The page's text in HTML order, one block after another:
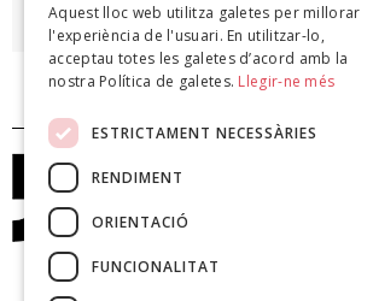
Lluneta de pagès, 1952
Aquest lloc web utilitza galetes per millorar
l'experiència de l'usuari. En utilitzar-lo,
acceptau totes les galetes d’acord amb la
nostra Política de galetes. Llegir-ne més
ESTRICTAMENT NECESSÀRIES
RENDIMENT
ORIENTACIÓ
FUNCIONALITAT